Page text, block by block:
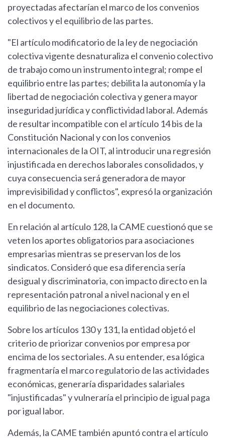
proyectadas afectarían el marco de los convenios
colectivos y el equilibrio de las partes.
"El artículo modificatorio de la ley de negociación
colectiva vigente desnaturaliza el convenio colectivo
de trabajo como un instrumento integral; rompe el
equilibrio entre las partes; debilita la autonomía y la
libertad de negociación colectiva y genera mayor
inseguridad jurídica y conflictividad laboral. Además
de resultar incompatible con el artículo 14 bis de la
Constitución Nacional y con los convenios
internacionales de la OIT, al introducir una regresión
injustificada en derechos laborales consolidados, y
cuya consecuencia será generadora de mayor
imprevisibilidad y conflictos", expresó la organización
en el documento.
En relación al artículo 128, la CAME cuestionó que se
veten los aportes obligatorios para asociaciones
empresarias mientras se preservan los de los
sindicatos. Consideró que esa diferencia sería
desigual y discriminatoria, con impacto directo en la
representación patronal a nivel nacional y en el
equilibrio de las negociaciones colectivas.
Sobre los artículos 130 y 131, la entidad objetó el
criterio de priorizar convenios por empresa por
encima de los sectoriales. A su entender, esa lógica
fragmentaría el marco regulatorio de las actividades
económicas, generaría disparidades salariales
"injustificadas" y vulneraría el principio de igual paga
por igual labor.
Además, la CAME también apuntó contra el artículo